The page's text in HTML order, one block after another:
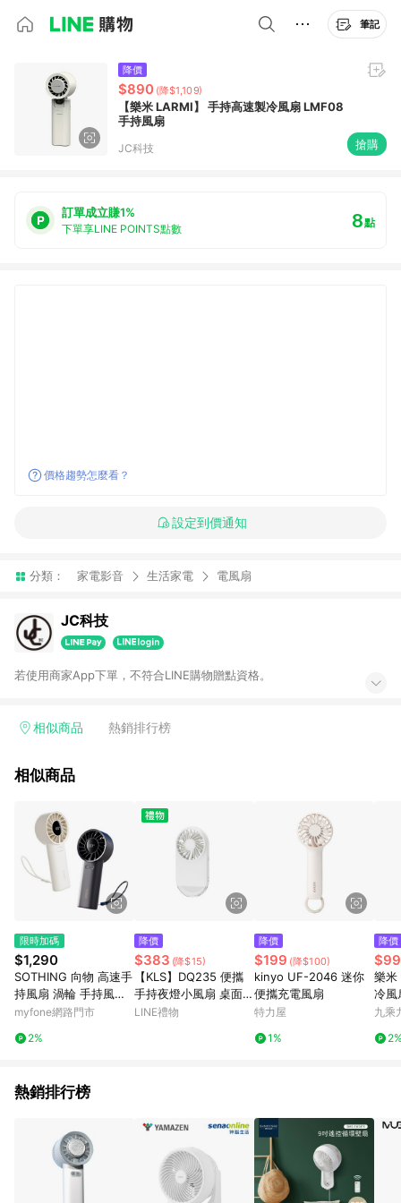
筆記
降價
$890 (降$1,109)
【樂米 LARMI】 手持高速製冷風扇 LMF08
手持風扇
JC科技 搶購
訂單成立賺1%
下單享LINE POINTS點數 8點
價格趨勢怎麼看？
設定到價通知
分類： 家電影音 生活家電 電風扇
JC科技
若使用商家App下單，不符合LINE購物贈點資格。
相似商品 熱銷排行榜
相似商品
限時加碼
$1,290
SOTHING 向物 高速手
持風扇 渦輪 手持風扇
隨身風扇 USB風扇 高
myfone網路門市
2%
降價
$383 (降$15)
【KLS】DQ235 便攜
手持夜燈小風扇 桌面支
架 夏扇 可調節 迷你扇
LINE禮物
降價
$199 (降$100)
kinyo UF-2046 迷你
便攜充電風扇
特力屋
1%
降價
樂米
冷風
九乘
熱銷排行榜